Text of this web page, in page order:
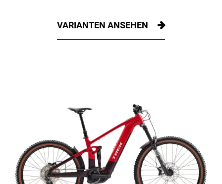
VARIANTEN ANSEHEN